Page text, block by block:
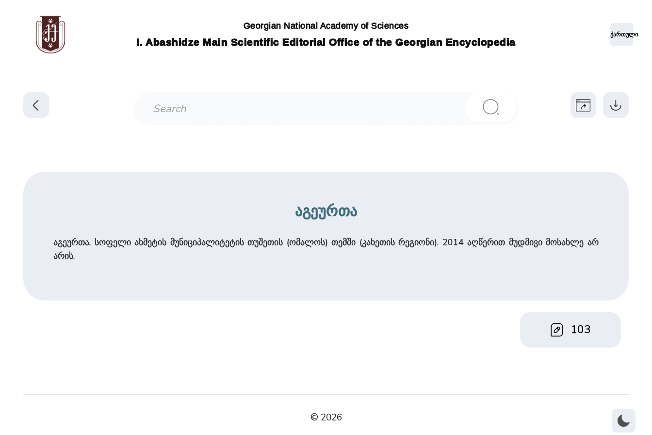
Georgian National Academy of Sciences
I. Abashidze Main Scientific Editorial Office of the Georgian Encyclopedia
ქართული
აგეურთა
აგეურთა, სოფელი ახმეტის მუნიციპალიტეტის თუშეთის (ომალოს) თემში (კახეთის რეგიონი). 2014 აღწერით მუდმივი მოსახლე არ
არის.
103
© 2026